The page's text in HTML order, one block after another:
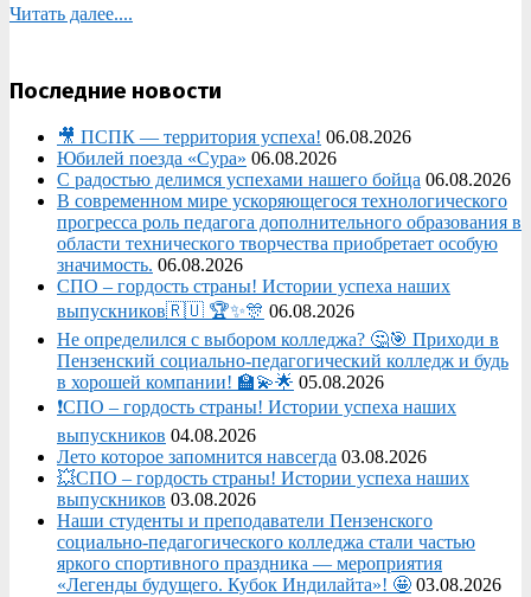
Читать далее....
Последние новости
🎥 ПСПК — территория успеха! 06.08.2026
Юбилей поезда «Сура» 06.08.2026
С радостью делимся успехами нашего бойца 06.08.2026
В современном мире ускоряющегося технологического
прогресса роль педагога дополнительного образования в
области технического творчества приобретает особую
значимость. 06.08.2026
СПО – гордость страны! Истории успеха наших
выпускников🇷🇺 🏆✨🎊 06.08.2026
Не определился с выбором колледжа? 🤔🎯 Приходи в
Пензенский социально-педагогический колледж и будь
в хорошей компании! 🏫💫🌟 05.08.2026
❗СПО – гордость страны! Истории успеха наших
выпускников 04.08.2026
Лето которое запомнится навсегда 03.08.2026
💥СПО – гордость страны! Истории успеха наших
выпускников 03.08.2026
Наши студенты и преподаватели Пензенского
социально‑педагогического колледжа стали частью
яркого спортивного праздника — мероприятия
«Легенды будущего. Кубок Индилайта»! 🤩 03.08.2026